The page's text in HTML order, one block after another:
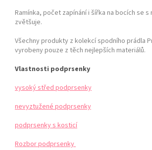
Ramínka, počet zapínání i šířka na bocích se
zvětšuje.
Všechny produkty z kolekcí spodního prádla
vyrobeny pouze z těch nejlepších materiálů.
Vlastnosti podprsenky
vysoký střed podprsenky
nevyztužené podprsenky
podprsenky s kosticí
Rozbor podprsenky